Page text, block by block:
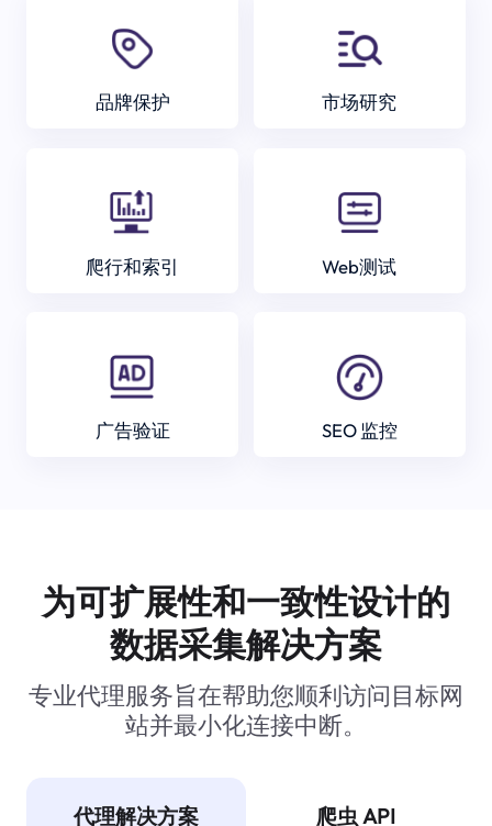
品牌保护 市场研究
爬行和索引 Web测试
广告验证 SEO 监控
为可扩展性和一致性设计的
数据采集解决方案
专业代理服务旨在帮助您顺利访问目标网
站并最小化连接中断。
代理解决方案 爬虫 API